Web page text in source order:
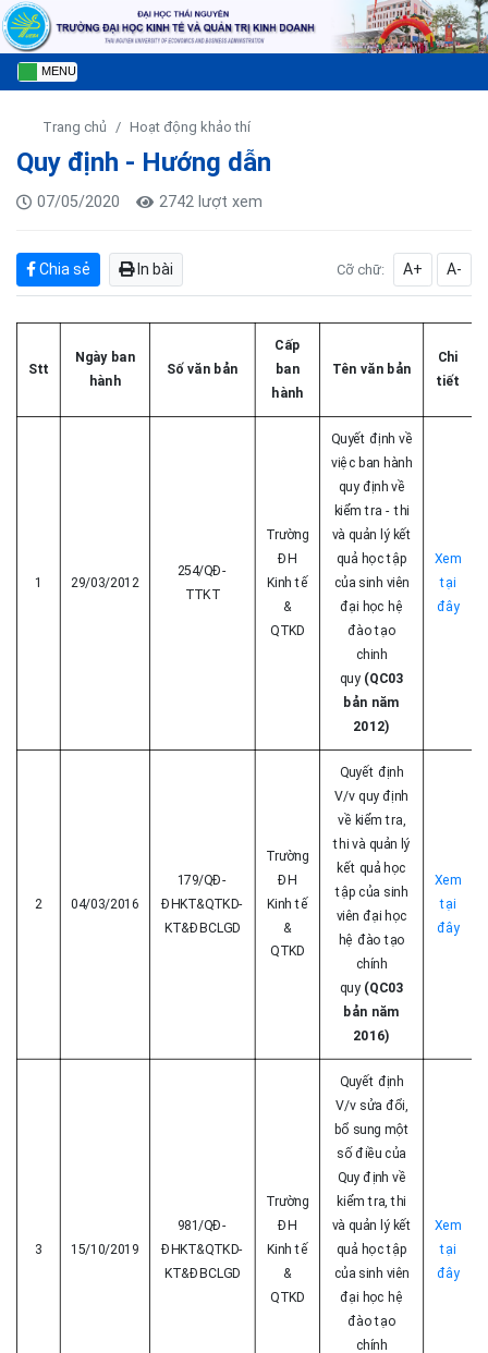
MENU
Trang chủ Hoạt động khảo thí
Quy định - Hướng dẫn
07/05/2020 2742 lượt xem
Chia sẻ In bài Cỡ chữ: A+ A-
Stt
Ngày ban
hành
Số văn bản
Cấp
ban
hành
Tên văn bản
Chi
tiết
1 29/03/2012
254/QĐ-
TTKT
Trường
ĐH
Kinh tế
&
QTKD
Quyết định về
việc ban hành
quy định về
kiểm tra - thi
và quản lý kết
quả học tập
của sinh viên
đại học hệ
đào tạo
chinh
quy (QC03
bản năm
2012)
Xem
tại
đây
2 04/03/2016
179/QĐ-
ĐHKT&QTKD-
KT&ĐBCLGD
Trường
ĐH
Kinh tế
&
QTKD
Quyết định
V/v quy định
về kiểm tra,
thi và quản lý
kết quả học
tập của sinh
viên đại học
hệ đào tạo
chính
quy (QC03
bản năm
2016)
Xem
tại
đây
3 15/10/2019
981/QĐ-
ĐHKT&QTKD-
KT&ĐBCLGD
Trường
ĐH
Kinh tế
&
QTKD
Quyết định
V/v sửa đổi,
bổ sung một
số điều của
Quy định về
kiểm tra, thi
và quản lý kết
quả học tập
của sinh viên
đại học hệ
đào tạo
chính
Xem
tại
đây